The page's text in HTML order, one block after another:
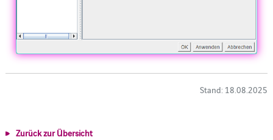
Stand: 18.08.2025
Zurück zur Übersicht